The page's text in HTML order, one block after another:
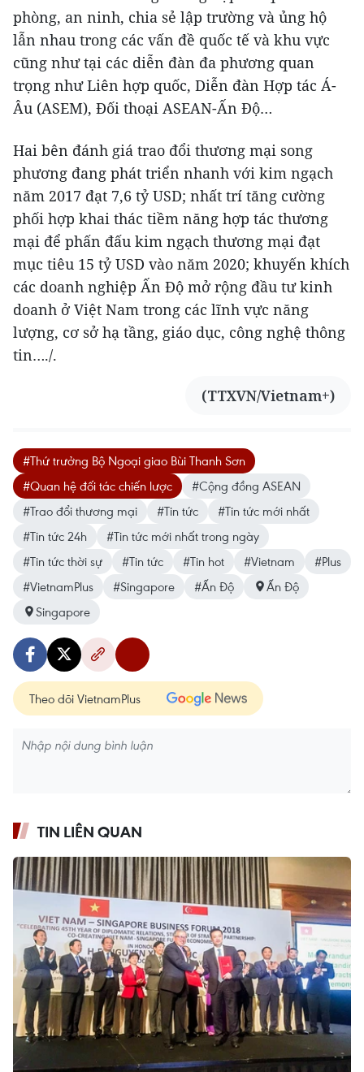
phòng, an ninh, chia sẻ lập trường và ủng hộ
lẫn nhau trong các vấn đề quốc tế và khu vực
cũng như tại các diễn đàn đa phương quan
trọng như Liên hợp quốc, Diễn đàn Hợp tác Á-
Âu (ASEM), Đối thoại ASEAN-Ấn Độ…
Hai bên đánh giá trao đổi thương mại song
phương đang phát triển nhanh với kim ngạch
năm 2017 đạt 7,6 tỷ USD; nhất trí tăng cường
phối hợp khai thác tiềm năng hợp tác thương
mại để phấn đấu kim ngạch thương mại đạt
mục tiêu 15 tỷ USD vào năm 2020; khuyến khích
các doanh nghiệp Ấn Độ mở rộng đầu tư kinh
doanh ở Việt Nam trong các lĩnh vực năng
lượng, cơ sở hạ tầng, giáo dục, công nghệ thông
tin…./.
(TTXVN/Vietnam+)
#Thứ trưởng Bộ Ngoại giao Bùi Thanh Sơn
#Quan hệ đối tác chiến lược
#Cộng đồng ASEAN
#Trao đổi thương mại
#Tin tức
#Tin tức mới nhất
#Tin tức 24h
#Tin tức mới nhất trong ngày
#Tin tức thời sự
#Tin tức #Tin hot #Vietnam
#Plus
#VietnamPlus
#Singapore #Ấn Độ
Ấn Độ
Singapore
Theo dõi VietnamPlus
TIN LIÊN QUAN